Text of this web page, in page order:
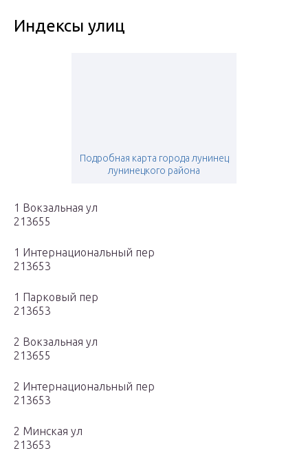
Индексы улиц
Подробная карта города лунинец
лунинецкого района
1 Вокзальная ул
213655
1 Интернациональный пер
213653
1 Парковый пер
213653
2 Вокзальная ул
213655
2 Интернациональный пер
213653
2 Минская ул
213653